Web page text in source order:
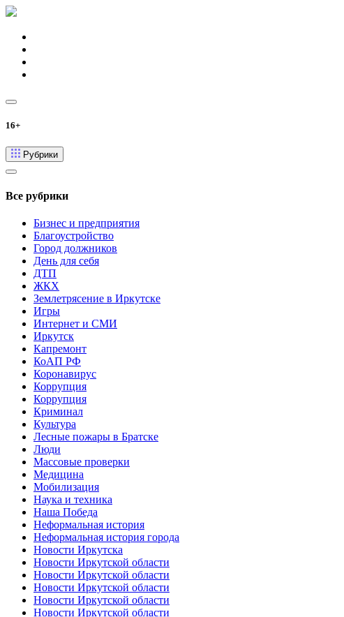
16+
Рубрики
Все рубрики
Бизнес и предприятия
Благоустройство
Город должников
День для себя
ДТП
ЖКХ
Землетрясение в Иркутске
Игры
Интернет и СМИ
Иркутск
Капремонт
КоАП РФ
Коронавирус
Коррупция
Коррупция
Криминал
Культура
Лесные пожары в Братске
Люди
Массовые проверки
Медицина
Мобилизация
Наука и техника
Наша Победа
Неформальная история
Неформальная история города
Новости Иркутска
Новости Иркутской области
Новости Иркутской области
Новости Иркутской области
Новости Иркутской области
Новости Иркутской области